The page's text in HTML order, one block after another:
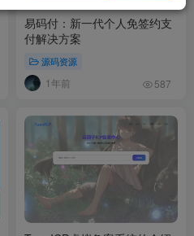
易码付：新一代个人免签约支
付解决方案
源码资源
1年前 587